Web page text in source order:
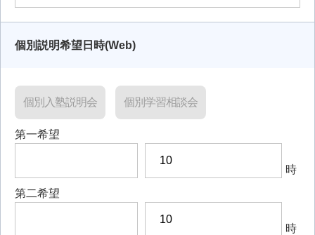
個別説明希望日時(Web)
個別入塾説明会 個別学習相談会
第一希望
時
第二希望
時